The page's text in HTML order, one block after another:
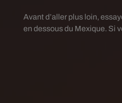
Avant d’aller plus loin,
en dessous du Mexique. Si